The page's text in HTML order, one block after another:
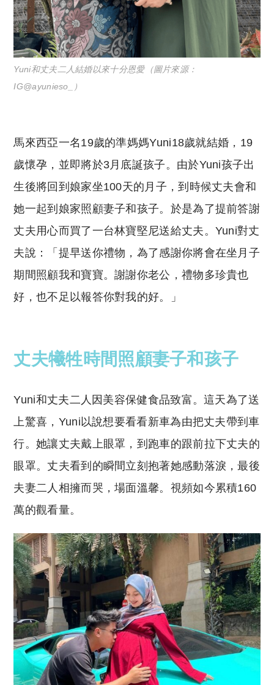
Yuni和丈夫二人結婚以來十分恩愛（圖片來源：
IG@ayunieso_）
馬來西亞一名19歲的準媽媽Yuni18歲就結婚，19
歲懷孕，並即將於3月底誕孩子。由於Yuni孩子出
生後將回到娘家坐100天的月子，到時候丈夫會和
她一起到娘家照顧妻子和孩子。於是為了提前答謝
丈夫用心而買了一台林寶堅尼送給丈夫。Yuni對丈
夫說：「提早送你禮物，為了感謝你將會在坐月子
期間照顧我和寶寶。謝謝你老公，禮物多珍貴也
好，也不足以報答你對我的好。」
丈夫犧牲時間照顧妻子和孩子
Yuni和丈夫二人因美容保健食品致富。這天為了送
上驚喜，Yuni以說想要看看新車為由把丈夫帶到車
行。她讓丈夫戴上眼罩，到跑車的跟前拉下丈夫的
眼罩。丈夫看到的瞬間立刻抱著她感動落淚，最後
夫妻二人相擁而哭，場面溫馨。視頻如今累積160
萬的觀看量。